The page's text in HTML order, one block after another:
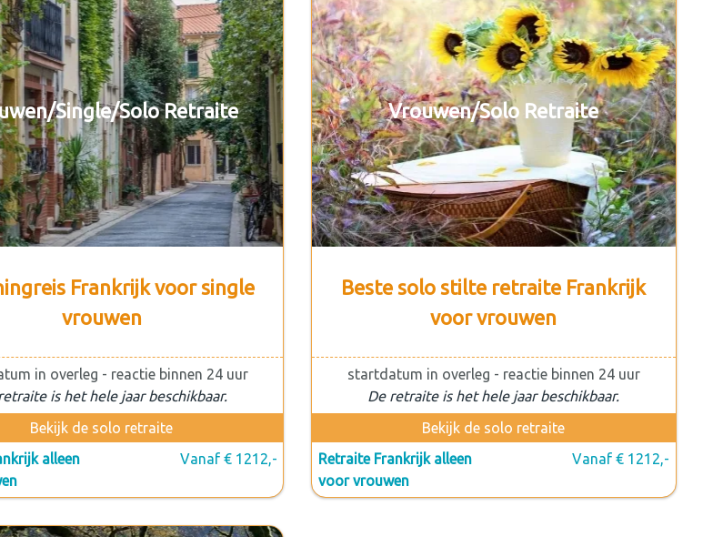
Single/Solo Retraite
Frankrijk voor single
vrouwen
in overleg - reactie binnen 24 uur
is het hele jaar beschikbaar.
Bekijk de solo retraite
alleen
Vanaf € 1212,-
Vrouwen/Solo Retraite
Beste solo stilte retraite Frankrijk
voor vrouwen
startdatum in overleg - reactie binnen 24 uur
De retraite is het hele jaar beschikbaar.
Bekijk de solo retraite
Retraite Frankrijk alleen
voor vrouwen
Vanaf € 1212,-